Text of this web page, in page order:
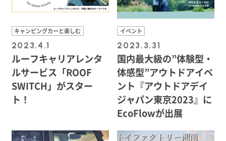
キャンピングカーと楽しむ
2023.4.1
ルーフキャリアレンタ
ルサービス「ROOF
SWITCH」がスター
ト！
イベント
2023.3.31
国内最大級の”体験型・
体感型”アウトドアイベ
ント『アウトドアデイ
ジャパン東京2023』に
EcoFlowが出展